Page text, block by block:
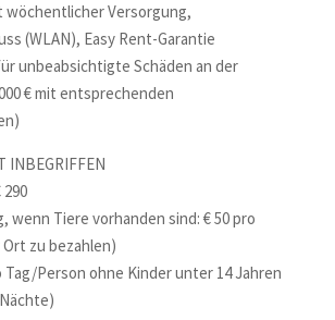
wöchentlicher Versorgung,
(WLAN), Easy Rent-Garantie
unbeabsichtigte Schäden an der
€ mit entsprechenden
INBEGRIFFEN
wenn Tiere vorhanden sind: € 50 pro
zu bezahlen)
Tag/Person ohne Kinder unter 14 Jahren